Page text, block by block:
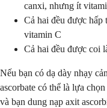
canxi, nhưng ít
Cả hai đều được hấp
vitamin C
Cả hai đều được coi
Nếu bạn có dạ dày nhạy
ascorbate có thể là lựa
và bạn dung nạp axit